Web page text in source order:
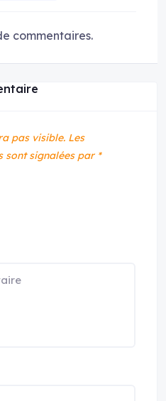
commentaires.
pas visible. Les
sont signalées par *